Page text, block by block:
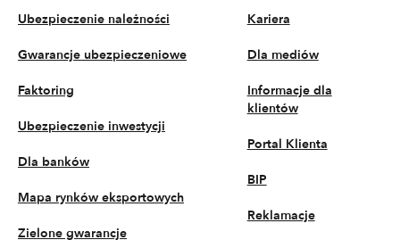
Ubezpieczenie należności
Gwarancje ubezpieczeniowe
Faktoring
Ubezpieczenie inwestycji
Dla banków
Mapa rynków eksportowych
Zielone gwarancje
Kariera
Dla mediów
Informacje dla
klientów
Portal Klienta
BIP
Reklamacje